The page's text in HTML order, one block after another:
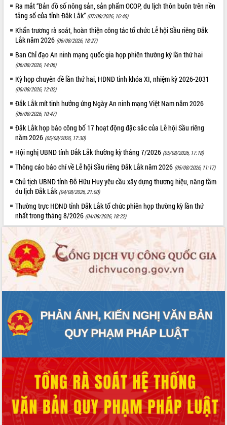
Lễ truy tặng danh hiệu “Bà Mẹ Việt
Nam Anh hùng” và trao Huân chương
Lao động
UBND tỉnh Đắk Lắk triển khai nhiệm
vụ 6 tháng cuối năm 2026
Kỳ họp thứ Hai, Hội đồng nhân dân
tỉnh khóa XI quyết nghị nhiều nội dung
quan trọng
Bí thư Tỉnh ủy Lương Nguyễn Minh
Triết thăm, tặng quà người có công với
Rà soát, hoàn thiện hệ thống thiết chế
văn hóa, thể thao đáp ứng yêu cầu
phát triển mới
Thường trực HĐND tỉnh Đắk Lắk gặp
mặt Đoàn chuyên gia y tế TP. Hồ Chí
Minh
Lễ truy điệu và an táng hài cốt liệt sĩ
tại Nghĩa trang Liệt sĩ xã Sơn Hòa
Bàn giải pháp tháo gỡ khó khăn trong
định EUDR
Thứ trưởng Bộ Nông nghiệp và Môi
trường Nguyễn Hoàng Hiệp khảo sát
vùng trồng và doanh nghiệp đóng gói
sầu riêng tại Đắk Lắk
món ăn từ sầu riêng
Đắk Lắk công bố Quy hoạch và xúc
tiến đầu tư tỉnh
Diễn đàn Kinh tế tư nhân Việt Nam đột
phá cơ chế - Hợp tác công tư
Đề án 06 tạo bước ngoặt đột phá trong
cải cách hành chính tỉnh Đắk Lắk
Kết nối tour, đẩy mạnh chuyển đổi số
ALBUM ẢNH
LIÊN KẾT WEB
THỐNG KÊ TRUY CẬP
Hôm nay:
26693
Tất cả: 66072016
Ra mắt “Bản đồ số nông sản, sản phẩm OCOP, du lịch thôn buôn trên nền
tảng số của tỉnh Đắk Lắk” (07/08/2026, 16:46)
Khẩn trương rà soát, hoàn thiện công tác tổ chức Lễ hội Sầu riêng Đắk
Lắk năm 2026 (06/08/2026, 18:27)
Ban Chỉ đạo An ninh mạng quốc gia họp phiên thường kỳ lần thứ hai
(06/08/2026, 14:06)
Kỳ họp chuyên đề lần thứ hai, HĐND tỉnh khóa XI, nhiệm kỳ 2026-2031
(06/08/2026, 12:02)
Đắk Lắk mít tinh hưởng ứng Ngày An ninh mạng Việt Nam năm 2026
(06/08/2026, 10:47)
Đắk Lắk họp báo công bố 17 hoạt động đặc sắc của Lễ hội Sầu riêng
năm 2026 (05/08/2026, 17:30)
Hội nghị UBND tỉnh Đắk Lắk thường kỳ tháng 7/2026 (05/08/2026, 17:18)
Thông cáo báo chí về Lễ hội Sầu riêng Đắk Lắk năm 2026 (05/08/2026, 11:17)
Chủ tịch UBND tỉnh Đỗ Hữu Huy yêu cầu xây dựng thương hiệu, nâng tầm
du lịch Đắk Lắk (04/08/2026, 21:00)
Thường trực HĐND tỉnh Đắk Lắk tổ chức phiên họp thường kỳ lần thứ
nhất trong tháng 8/2026 (04/08/2026, 18:22)